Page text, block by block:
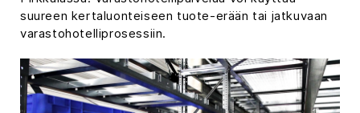
suureen kertaluonteiseen tuote-erään tai jatkuvaan
varastohotelliprosessiin.